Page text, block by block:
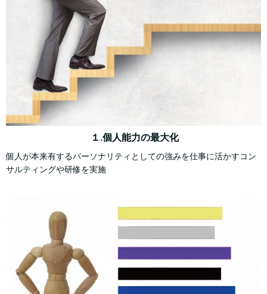
１.個人能力の最大化
個人が本来有するパーソナリティとしての強みを仕事に活かすコン
サルティングや研修を実施